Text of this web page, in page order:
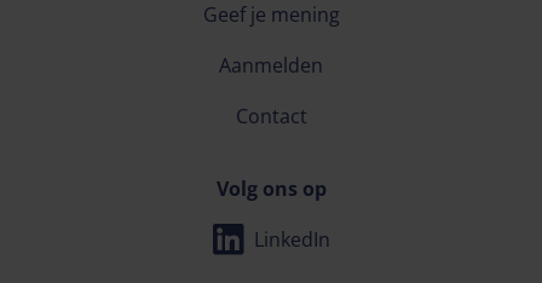
LinkedIn
Volg ons op
Geef je mening
Aanmelden
Contact